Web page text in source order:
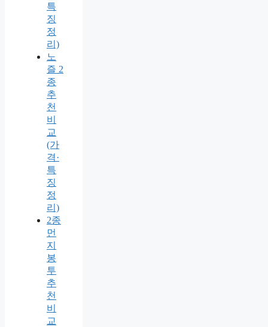
특
징
정
리)
노
즐 2
종
추
천
비
교
(가
격·
특
징
정
리)
2종
먼
지
봉
투
추
천
비
교